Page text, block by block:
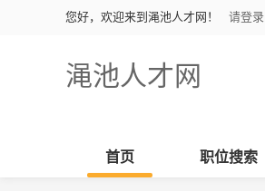
您好，欢迎来到渑池人才网！ 请登录
渑池人才网
首页 职位搜索